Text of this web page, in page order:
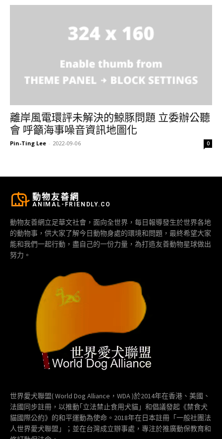
離岸風電環評未解決的鯨豚問題 立委辦公聽
會 呼籲海事噪音資訊地圖化
Pin-Ting Lee - 2022-09-06 0
動物友善網
ANIMAL-FRIENDLY.CO
動物友善網立足華文社會，面向全世界，每日報導發生於世界各地
的動物事，供大家了解今日動物身處的環境和問題，最終希望大家
能和我們一起行動，盡自己的一份力量，為打造友善動物星球做出
努力。
世界愛犬聯盟( World Dog Alliance，WDA )於2014年在香港、美國、
法國同步註冊，以推動｢立法禁止食用犬貓」和倡議發起《禁食犬
貓國際公約》的和平運動為使命。2018年在日本註冊「一般社團法
人世界愛犬聯盟」；並在台灣成立辦事處，專注於推廣動保教育和